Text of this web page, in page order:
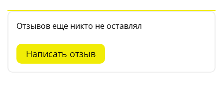
Отзывов еще никто не оставлял
Написать отзыв